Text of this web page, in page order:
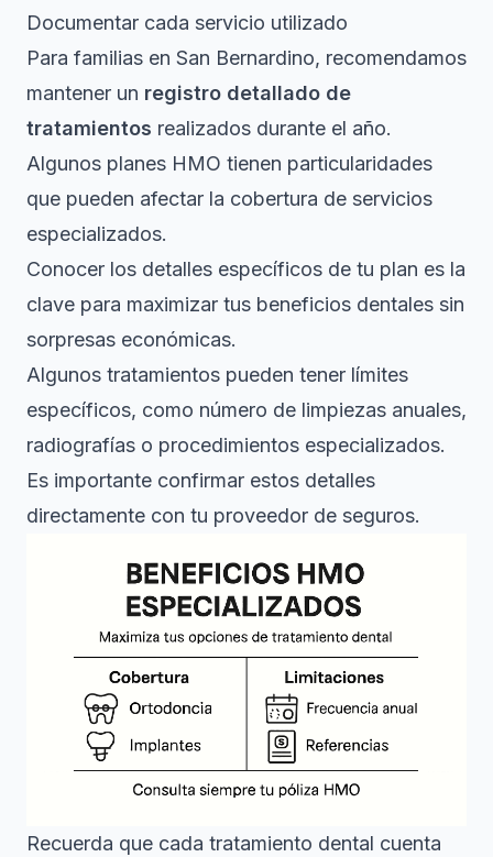
Documentar cada servicio utilizado
Para familias en San Bernardino, recomendamos
mantener un registro detallado de
tratamientos realizados durante el año.
Algunos planes HMO tienen particularidades
que pueden afectar la cobertura de servicios
especializados.
Conocer los detalles específicos de tu plan es la
clave para maximizar tus beneficios dentales sin
sorpresas económicas.
Algunos tratamientos pueden tener límites
específicos, como número de limpiezas anuales,
radiografías o procedimientos especializados.
Es importante confirmar estos detalles
directamente con tu proveedor de seguros.
Recuerda que cada tratamiento dental cuenta